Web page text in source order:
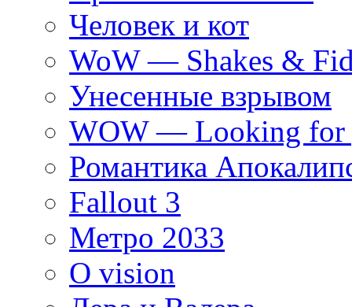
Человек и кот
WoW — Shakes &
Унесенные взрывом
WOW — Looking for
Романтика
Fallout 3
Метро 2033
O vision